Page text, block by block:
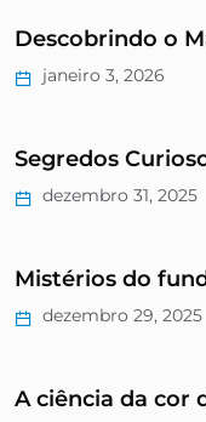
Descobrindo o
janeiro 3, 2026
Segredos
dezembro 31, 2025
Mistérios do
dezembro 29, 2025
A ciência da cor